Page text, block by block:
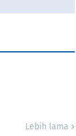
Lebih lama